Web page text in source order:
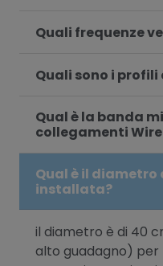
Quali frequenze
Quali sono i
Qual è la banda
collegamenti
Qual è il
installata?
il diametro è di 40
alto guadagno) per